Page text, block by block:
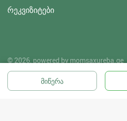
რეკვიზიტები
© 2026, powered by momsaxureba.ge